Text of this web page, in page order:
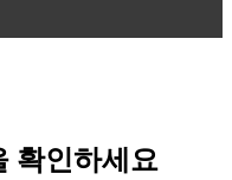
확인하세요